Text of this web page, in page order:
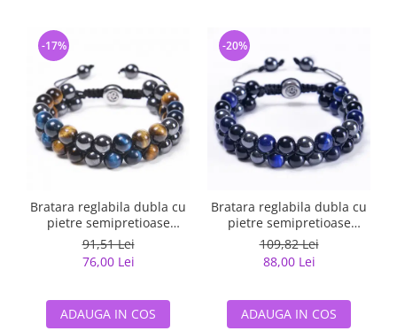
Bratara reglabila dubla cu
pietre semipretioase
BLA126
91,51 Lei
76,00 Lei
-17%
ADAUGA IN COS
Bratara reglabila dubla cu
pietre semipretioase
BLA131
109,82 Lei
88,00 Lei
-20%
ADAUGA IN COS